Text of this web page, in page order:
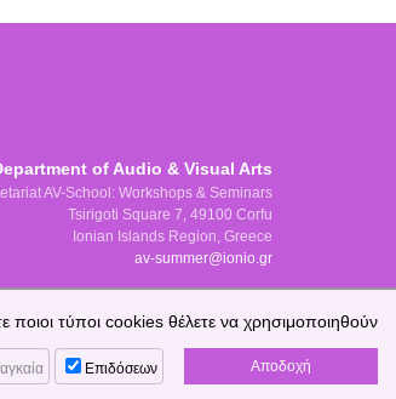
of Audio & Visual Arts
AV-School: Workshops & Seminars
Tsirigoti Square 7, 49100 Corfu
Ionian Islands Region, Greece
av-summer@ionio.gr
ποιοι τύποι cookies θέλετε να χρησιμοποιηθούν
Επιδόσεων